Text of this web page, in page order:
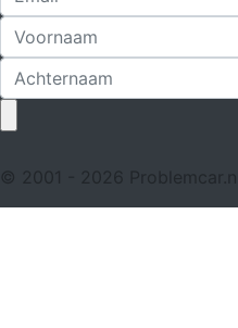
© 2001 - 2026